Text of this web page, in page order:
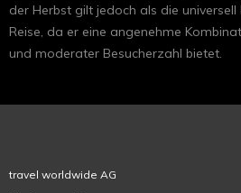
der Herbst gilt jedoch als die
Reise, da er eine angenehme
und moderater Besucherzahl bietet.
travel worldwide AG